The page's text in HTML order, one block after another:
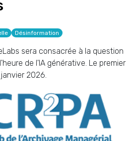
Désinformation
sera consacrée à la question
de l'IA générative. Le premier
janvier 2026.